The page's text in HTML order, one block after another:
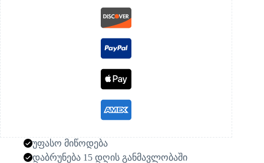
უფასო მიწოდება
დაბრუნება 15 დღის განმავლობაში